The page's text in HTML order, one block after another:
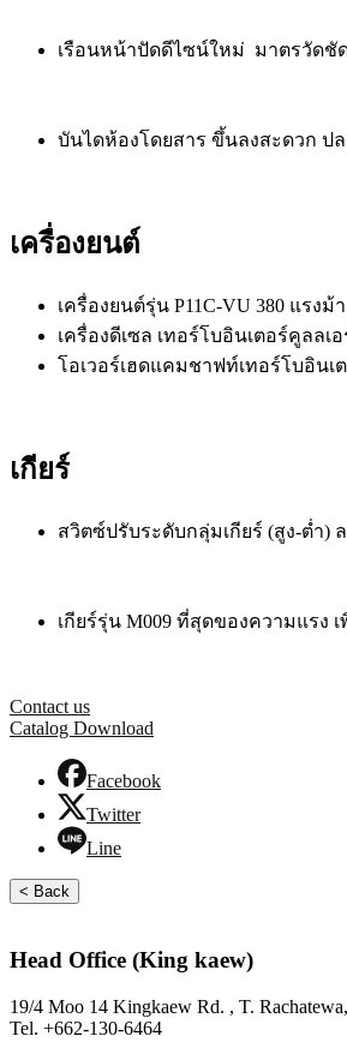
เรือนหน้าปัดดีไซน์ใหม่ มาตรวัดชั
บันไดห้องโดยสาร ขึ้นลงสะดวก ป
เครื่องยนต์
เครื่องยนต์รุ่น P11C-VU 380 แรงม้า
เครื่องดีเซล เทอร์โบอินเตอร์คูลลเ
โอเวอร์เฮดแคมชาฟท์เทอร์โบอินเ
เกียร์
สวิตซ์ปรับระดับกลุ่มเกียร์ (สูง-ต่ำ)
เกียร์รุ่น M009 ที่สุดของความแรง
Contact us
Catalog Download
Facebook
Twitter
Line
< Back
Head Office (King kaew)
19/4 Moo 14 Kingkaew Rd. , T.
Tel. +662-130-6464